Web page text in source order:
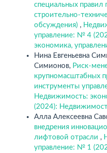
специальных правил
строительно-
обсуждения) ,
управление: № 4
экономика,
Нина Евгеньевна
Симионов, Риск-
крупномасштабных
инструменты
Недвижимость:
(2024):
Алла Алексеевна
внедрения
лифтовой отрасли ,
управление: № 1